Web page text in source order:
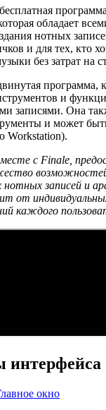
обладает
нотных
и для тех, кто
без затрат на
программа,
и
записями. Она
и может
Workstation).
с Finale,
возможностей
нотных записей и
от
каждого